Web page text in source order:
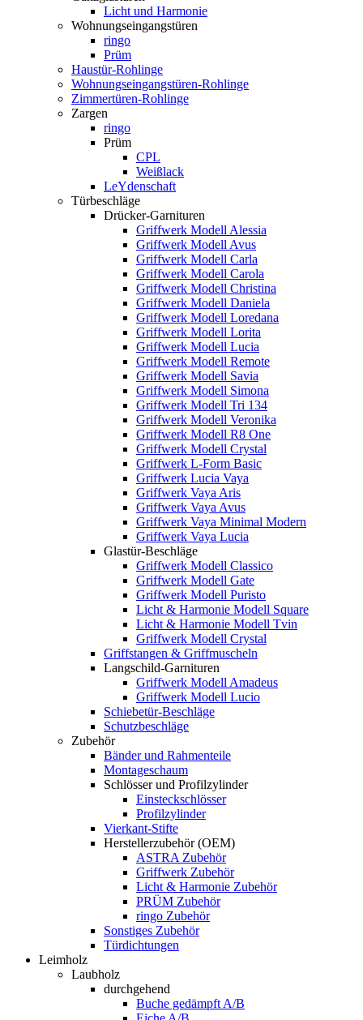
Licht und Harmonie
Wohnungseingangstüren
ringo
Prüm
Haustür-Rohlinge
Wohnungseingangstüren-Rohlinge
Zimmertüren-Rohlinge
Zargen
ringo
Prüm
CPL
Weißlack
LeYdenschaft
Türbeschläge
Drücker-Garnituren
Griffwerk Modell Alessia
Griffwerk Modell Avus
Griffwerk Modell Carla
Griffwerk Modell Carola
Griffwerk Modell Christina
Griffwerk Modell Daniela
Griffwerk Modell Loredana
Griffwerk Modell Lorita
Griffwerk Modell Lucia
Griffwerk Modell Remote
Griffwerk Modell Savia
Griffwerk Modell Simona
Griffwerk Modell Tri 134
Griffwerk Modell Veronika
Griffwerk Modell R8 One
Griffwerk Modell Crystal
Griffwerk L-Form Basic
Griffwerk Lucia Vaya
Griffwerk Vaya Aris
Griffwerk Vaya Avus
Griffwerk Vaya Minimal Modern
Griffwerk Vaya Lucia
Glastür-Beschläge
Griffwerk Modell Classico
Griffwerk Modell Gate
Griffwerk Modell Puristo
Licht & Harmonie Modell Square
Licht & Harmonie Modell Tvin
Griffwerk Modell Crystal
Griffstangen & Griffmuscheln
Langschild-Garnituren
Griffwerk Modell Amadeus
Griffwerk Modell Lucio
Schiebetür-Beschläge
Schutzbeschläge
Zubehör
Bänder und Rahmenteile
Montageschaum
Schlösser und Profilzylinder
Einsteckschlösser
Profilzylinder
Vierkant-Stifte
Herstellerzubehör (OEM)
ASTRA Zubehör
Griffwerk Zubehör
Licht & Harmonie Zubehör
PRÜM Zubehör
ringo Zubehör
Sonstiges Zubehör
Türdichtungen
Leimholz
Laubholz
durchgehend
Buche gedämpft A/B